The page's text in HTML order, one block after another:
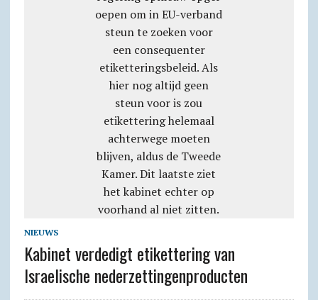
NIEUWS
Kabinet verdedigt etikettering van
Israelische nederzettingenproducten